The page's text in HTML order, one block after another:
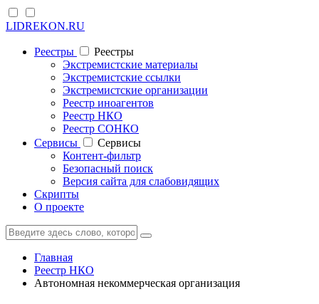
LIDREKON.RU
Реестры
Реестры
Экстремистские материалы
Экстремистские ссылки
Экстремистские организации
Реестр иноагентов
Реестр НКО
Реестр СОНКО
Cервисы
Cервисы
Контент-фильтр
Безопасный поиск
Версия сайта для слабовидящих
Скрипты
О проекте
Главная
Реестр НКО
Автономная некоммерческая организация